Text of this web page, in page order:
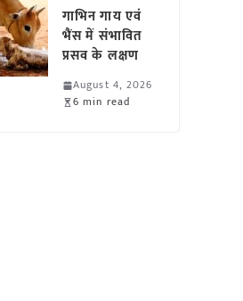
गाभिन गाय एवं
भैंस में संभावित
प्रसव के लक्षण
August 4, 2026
6 min read